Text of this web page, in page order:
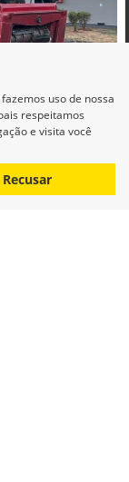
AUTOMATICO
uso de nossa
respeitamos
e visita você
Recusar